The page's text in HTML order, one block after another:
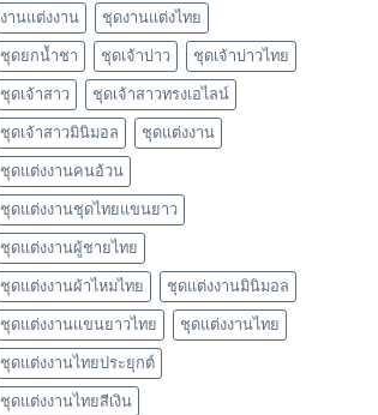
งานแต่งงาน ชุดงานแต่งไทย
ชุดยกน้ำชา ชุดเจ้าบ่าว ชุดเจ้าบ่าวไทย
ชุดเจ้าสาว ชุดเจ้าสาวทรงเอไลน์
ชุดเจ้าสาวมินิมอล ชุดแต่งงาน
ชุดแต่งงานคนอ้วน
ชุดแต่งงานชุดไทยแขนยาว
ชุดแต่งงานผู้ชายไทย
ชุดแต่งงานผ้าไหมไทย ชุดแต่งงานมินิมอล
ชุดแต่งงานแขนยาวไทย ชุดแต่งงานไทย
ชุดแต่งงานไทยประยุกต์
ชุดแต่งงานไทยสีเงิน